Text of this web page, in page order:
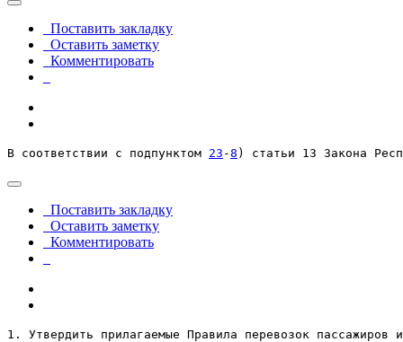
Поставить закладку
Оставить заметку
Комментировать
В соответствии с подпунктом 23 -8 ) статьи 13 Закона
Поставить закладку
Оставить заметку
Комментировать
1. Утвердить прилагаемые Правила перевозок пассажиров